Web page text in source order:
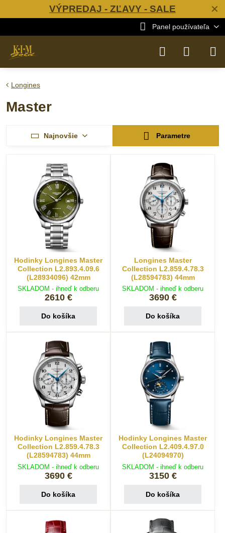
✕
VÝPREDAJ - ZĽAVY - SALE
Panel používateľa
Longines
Master
Najnovšie Parametre
Hodinky Longines Master
Collection L2.893.4.09.6
(L28934096) 42mm
SKLADOM - ihneď k odberu
2610 €
Do košíka
Longines Master
Collection L2.859.4.78.3
(L28594783) 44mm
SKLADOM - ihneď k odberu
3690 €
Do košíka
Hodinky Longines Master
Collection L2.859.4.78.3
(L28594783) 44mm
SKLADOM - ihneď k odberu
3690 €
Do košíka
Hodinky Longines Master
Collection L2.409.4.97.0
(L24094970)
SKLADOM - ihneď k odberu
3150 €
Do košíka